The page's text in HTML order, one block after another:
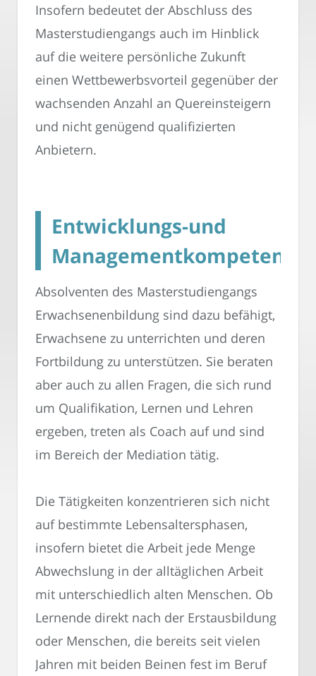
Insofern bedeutet der Abschluss des
Masterstudiengangs auch im Hinblick
auf die weitere persönliche Zukunft
einen Wettbewerbsvorteil gegenüber der
wachsenden Anzahl an Quereinsteigern
und nicht genügend qualifizierten
Anbietern.
Entwicklungs-und
Absolventen des Masterstudiengangs
Erwachsenenbildung sind dazu befähigt,
Erwachsene zu unterrichten und deren
Fortbildung zu unterstützen. Sie beraten
aber auch zu allen Fragen, die sich rund
um Qualifikation, Lernen und Lehren
ergeben, treten als Coach auf und sind
im Bereich der Mediation tätig.
Die Tätigkeiten konzentrieren sich nicht
auf bestimmte Lebensaltersphasen,
insofern bietet die Arbeit jede Menge
Abwechslung in der alltäglichen Arbeit
mit unterschiedlich alten Menschen. Ob
Lernende direkt nach der Erstausbildung
oder Menschen, die bereits seit vielen
Jahren mit beiden Beinen fest im Beruf